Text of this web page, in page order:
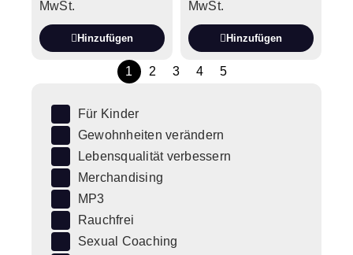
MwSt.
Hinzufügen
MwSt.
Hinzufügen
1 2 3 4 5
Für Kinder
Gewohnheiten verändern
Lebensqualität verbessern
Merchandising
MP3
Rauchfrei
Sexual Coaching